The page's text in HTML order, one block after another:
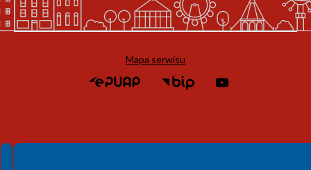
Mapa serwisu
Spełniamy standardy WCAG 2.2
Spełniamy standardy W3C